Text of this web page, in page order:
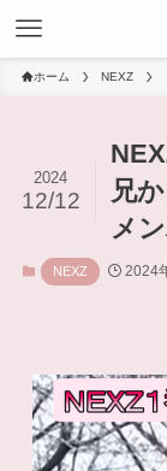
ホーム NEXZ
兄
メ
2024
12/12
NEXZ 2024